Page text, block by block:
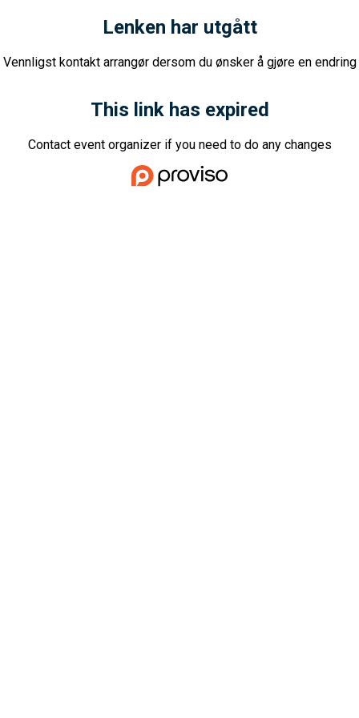
Lenken har utgått
Vennligst kontakt arrangør dersom du ønsker å gjøre en endring
This link has expired
Contact event organizer if you need to do any changes